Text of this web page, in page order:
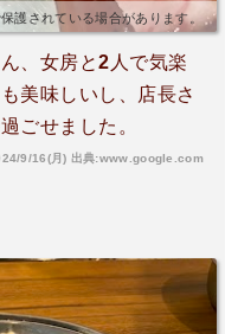
護されている場合があります。
、女房と2人で気楽
美味しいし、店長さ
ごせました。
9/16(月) 出典:www.google.com